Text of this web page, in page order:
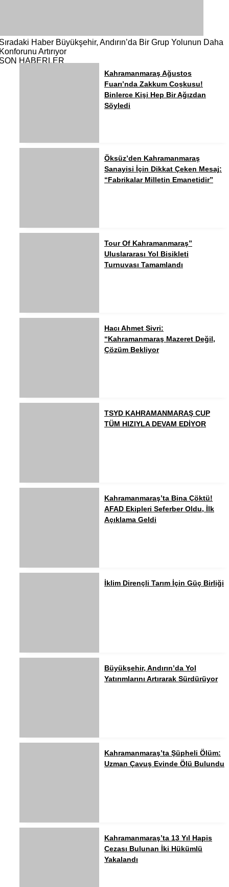
Haber Büyükşehir, Andırın’da Bir Grup Yolunun Daha
Artırıyor
HABERLER
Kahramanmaraş Ağustos
Fuarı’nda Zakkum Coşkusu!
Binlerce Kişi Hep Bir Ağızdan
Söyledi
Öksüz’den Kahramanmaraş
Sanayisi İçin Dikkat Çeken Mesaj:
“Fabrikalar Milletin Emanetidir”
Tour Of Kahramanmaraş”
Uluslararası Yol Bisikleti
Turnuvası Tamamlandı
Hacı Ahmet Sivri:
“Kahramanmaraş Mazeret Değil,
Çözüm Bekliyor
TSYD KAHRAMANMARAŞ CUP
TÜM HIZIYLA DEVAM EDİYOR
Kahramanmaraş’ta Bina Çöktü!
AFAD Ekipleri Seferber Oldu, İlk
Açıklama Geldi
İklim Dirençli Tarım İçin Güç Birliği
Büyükşehir, Andırın’da Yol
Yatırımlarını Artırarak Sürdürüyor
Kahramanmaraş’ta Şüpheli Ölüm:
Uzman Çavuş Evinde Ölü Bulundu
Kahramanmaraş’ta 13 Yıl Hapis
Cezası Bulunan İki Hükümlü
Yakalandı